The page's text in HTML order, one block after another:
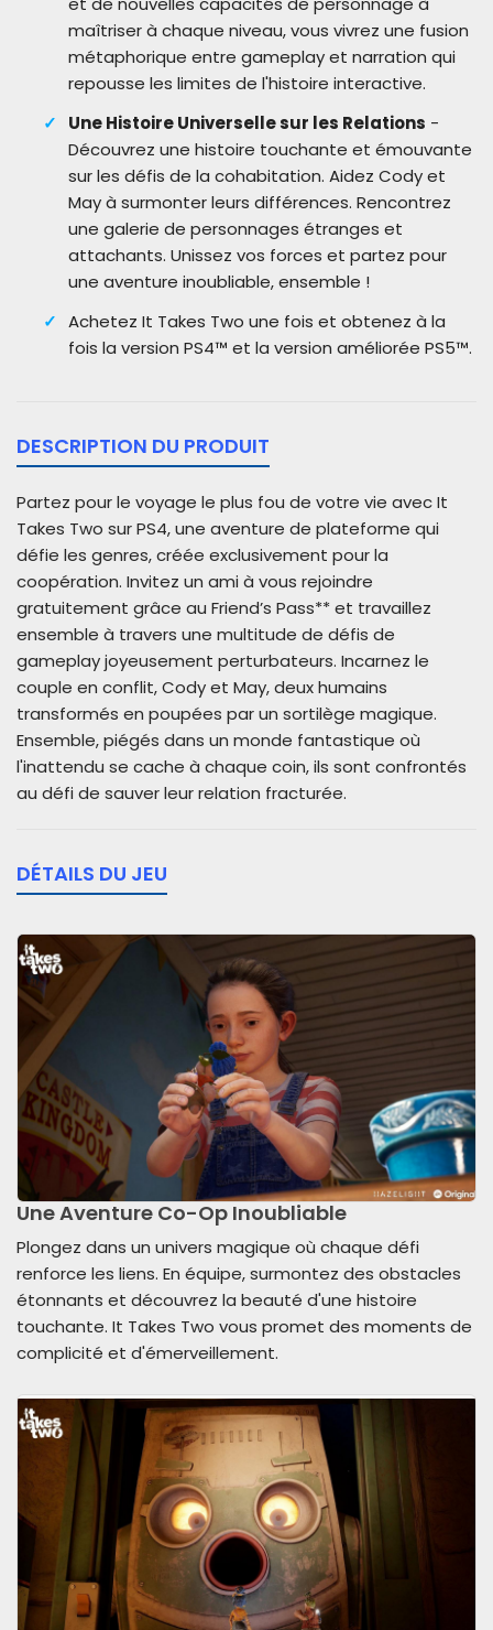
maîtriser à chaque niveau, vous vivrez une fusion
métaphorique entre gameplay et narration qui
repousse les limites de l'histoire interactive.
Une Histoire Universelle sur les Relations -
Découvrez une histoire touchante et émouvante
sur les défis de la cohabitation. Aidez Cody et
May à surmonter leurs différences. Rencontrez
une galerie de personnages étranges et
attachants. Unissez vos forces et partez pour
une aventure inoubliable, ensemble !
Achetez It Takes Two une fois et obtenez à la
fois la version PS4™ et la version améliorée PS5™.
DESCRIPTION DU PRODUIT
Partez pour le voyage le plus fou de votre vie avec It
Takes Two sur PS4, une aventure de plateforme qui
défie les genres, créée exclusivement pour la
coopération. Invitez un ami à vous rejoindre
gratuitement grâce au Friend’s Pass** et travaillez
ensemble à travers une multitude de défis de
gameplay joyeusement perturbateurs. Incarnez le
couple en conflit, Cody et May, deux humains
transformés en poupées par un sortilège magique.
Ensemble, piégés dans un monde fantastique où
l'inattendu se cache à chaque coin, ils sont confrontés
au défi de sauver leur relation fracturée.
DÉTAILS DU JEU
Une Aventure Co-Op Inoubliable
Plongez dans un univers magique où chaque défi
renforce les liens. En équipe, surmontez des obstacles
étonnants et découvrez la beauté d'une histoire
touchante. It Takes Two vous promet des moments de
complicité et d'émerveillement.